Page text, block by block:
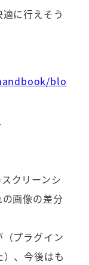
に行えそう
blo
クリーンシ
画像の差分
プラグイン
、今後はも